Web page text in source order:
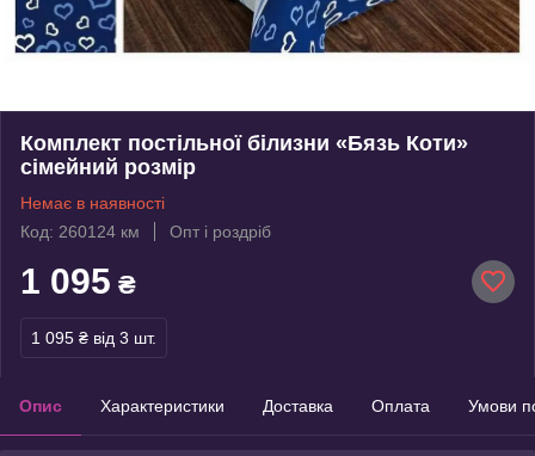
Комплект постільної білизни «Бязь Коти»
сімейний розмір
Немає в наявності
Код: 260124 км
Опт і роздріб
1 095 ₴
1 095 ₴ від 3 шт.
Опис Характеристики Доставка Оплата Умови